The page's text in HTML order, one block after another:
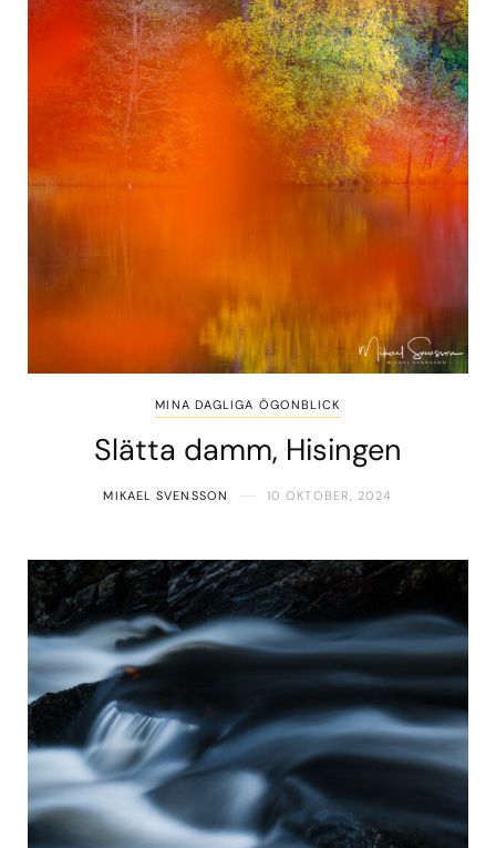
MINA DAGLIGA ÖGONBLICK
Slätta damm, Hisingen
MIKAEL SVENSSON 10 OKTOBER, 2024